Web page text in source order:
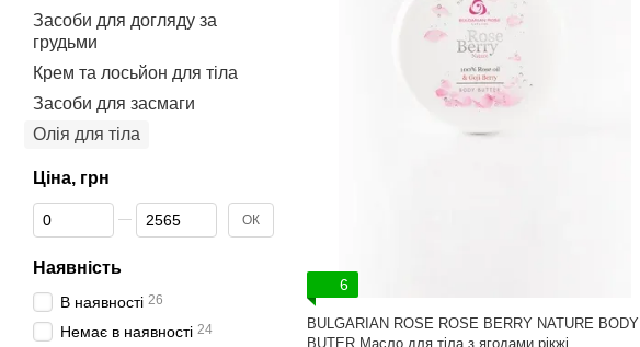
6
BULGARIAN ROSE ROSE BERRY NATURE BODY
BUTER Масло для тіла з ягодами рікжі
Засоби для догляду за
грудьми
Крем та лосьйон для тіла
Засоби для засмаги
Олія для тіла
Ціна, грн
Від Ціна, грн
До Ціна, грн ОК
Наявність
В наявності 26
Немає в наявності 24